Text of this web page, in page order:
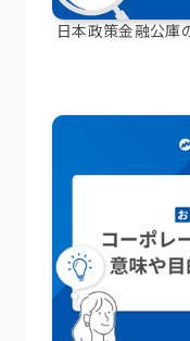
日本政策金融公庫